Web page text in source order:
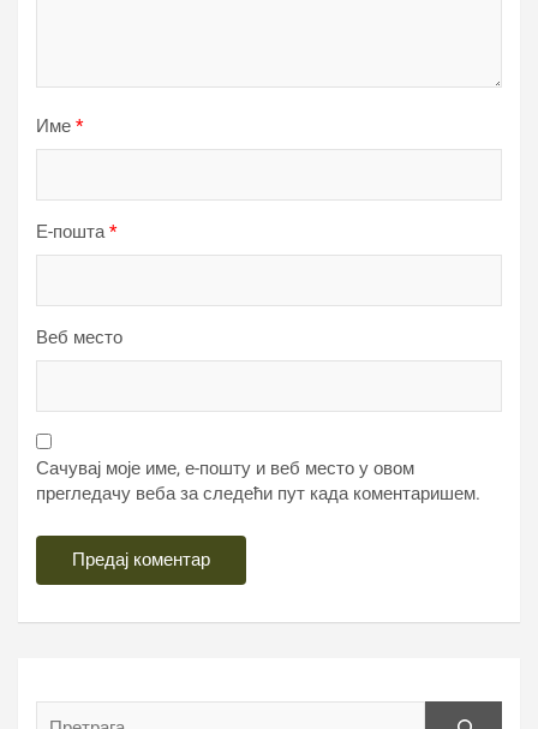
Име *
Е-пошта*
Веб место
Сачувај моје име, е-пошту и веб место у овом
прегледачу веба за следећи пут када коментаришем.